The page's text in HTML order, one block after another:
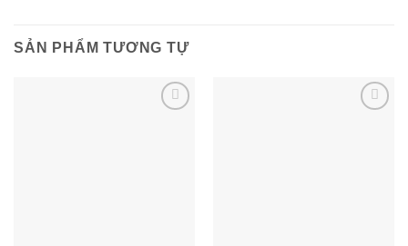
SẢN PHẨM TƯƠNG TỰ